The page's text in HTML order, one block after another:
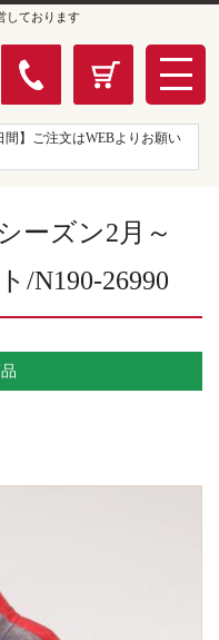
しております
間】ご注文はWEBよりお願い
ーズン2月～
/N190-26990